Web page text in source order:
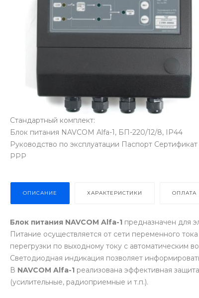
Стандартный комплект:
Блок питания NAVCOM Alfa-1, БП-220/12/8, IP44
Руководство по эксплуатации Паспорт Сертификат
РРР
ОПИСАНИЕ ХАРАКТЕРИСТИКИ ОПЛАТА
Блок питания NAVCOM Alfa-1 предназначен для
Питание осуществляется от сети переменного
перегрузки по выходному току с автоматическим
Светодиодная индикация позволяет
В NAVCOM Alfa-1 реализована эффективная
(усилительные, радиоприемные и т.п.).